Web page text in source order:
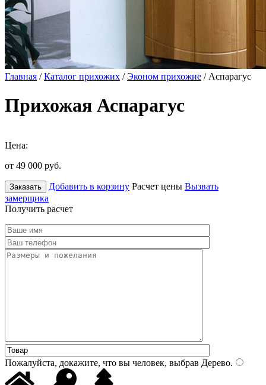
Главная /Каталог прихожих /Эконом прихожие / Аспарагус
Прихожая Аспарагус
Цена:
от 49 000 руб.
Заказать Добавить в корзину Расчет цены Вызвать
замерщика
Получить расчет
Пожалуйста, докажите, что вы человек, выбрав Дерево.